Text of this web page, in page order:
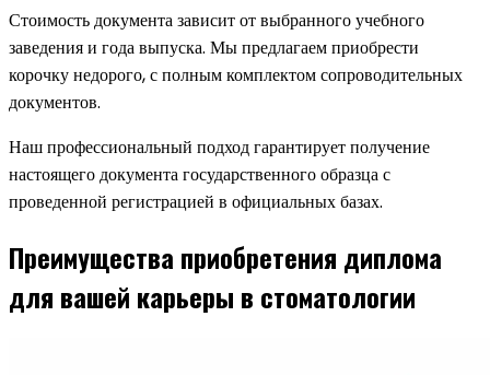
Стоимость документа зависит от выбранного учебного
заведения и года выпуска. Мы предлагаем приобрести
корочку недорого, с полным комплектом сопроводительных
документов.
Наш профессиональный подход гарантирует получение
настоящего документа государственного образца с
проведенной регистрацией в официальных базах.
Преимущества приобретения диплома
для вашей карьеры в стоматологии